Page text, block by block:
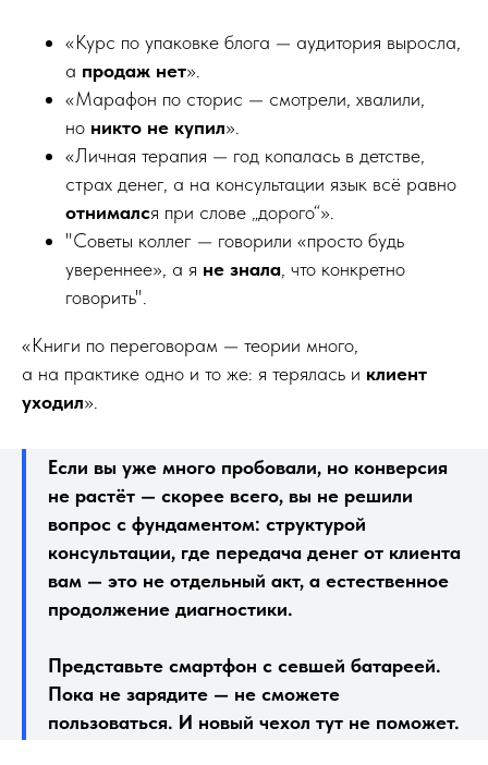
«Курс по упаковке блога — аудитория выросла,
а продаж нет».
«Марафон по сторис — смотрели, хвалили,
но никто не купил».
«Личная терапия — год копалась в детстве,
страх денег, а на консультации язык всё равно
отнимался при слове „дорого“».
"Советы коллег — говорили «просто будь
увереннее», а я не знала, что конкретно
говорить".
«Книги по переговорам — теории много,
а на практике одно и то же: я терялась и клиент
уходил».
Если вы уже много пробовали, но конверсия
не растёт — скорее всего, вы не решили
вопрос с фундаментом: структурой
консультации, где передача денег от клиента
вам — это не отдельный акт, а естественное
продолжение диагностики.
Представьте смартфон с севшей батареей.
Пока не зарядите — не сможете
пользоваться. И новый чехол тут не поможет.